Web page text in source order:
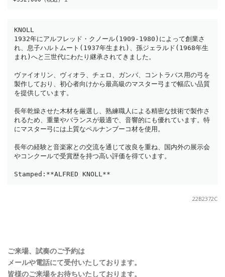
KNOLL
1932年にアルフレッド・クノール(1909-1980)によって創業さ
れ、息子ハルトムート(1937年生まれ)、孫ジェラルド(1968年生
まれ)へと三世代にわたり継承されてきました。
ヴァイオリン、ヴィオラ、チェロ、ガンバ、コントラバス用の弓を
製作しており、初心者向けから最高級のマスター弓まで幅広い品質
を提供しています。
長年乾燥させた木材を厳選し、熟練職人による精密な技術で製作さ
れるため、重量やバランスが最適で、音響的にも優れています。特
にマスター弓には上質なペルナンブーコ材を使用。
長年の経験と音楽家との交流を通じて改良を重ね、国内外の展示会
やコンクールで受賞歴を持つ高い評価を得ています。
Stamped:**ALFRED KNOLL**
22B2372C
ご来場、試奏のご予約は
メールや電話にて受付いたしております。
皆様のご来場をお待ちいたしております。